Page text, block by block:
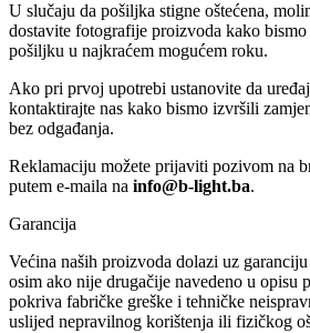
U slučaju da pošiljka stigne oštećena,
dostavite fotografije proizvoda kako
pošiljku u najkraćem mogućem roku.
Ako pri prvoj upotrebi ustanovite da
kontaktirajte nas kako bismo izvršili
bez odgađanja.
Reklamaciju možete prijaviti pozivom na
putem e-maila na info@b-light.ba.
Garancija
Većina naših proizvoda dolazi uz
osim ako nije drugačije navedeno u opisu
pokriva fabričke greške i tehničke
uslijed nepravilnog korištenja ili fizičkog